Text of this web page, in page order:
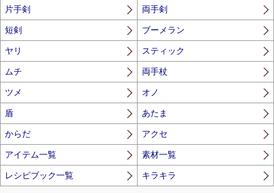
片手剣 両手剣
短剣 ブーメラン
ヤリ スティック
ムチ 両手杖
ツメ オノ
盾 あたま
からだ アクセ
アイテム一覧 素材一覧
レシピブック一覧 キラキラ